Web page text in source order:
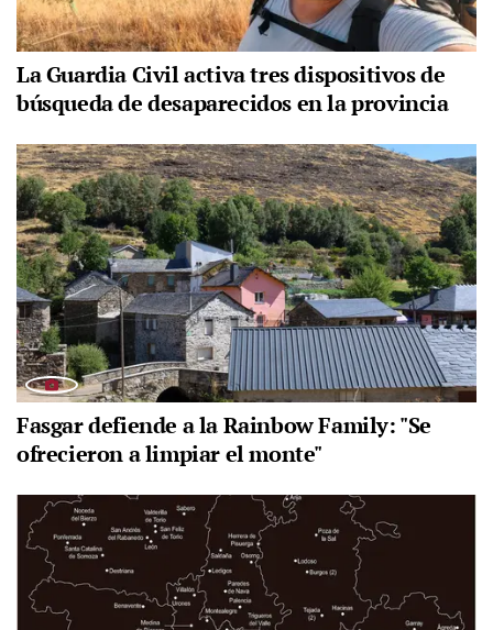
La Guardia Civil activa tres dispositivos de
búsqueda de desaparecidos en la provincia
Fasgar defiende a la Rainbow Family: "Se
ofrecieron a limpiar el monte"